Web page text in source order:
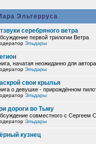
Эльтерруса
серебряного ветра
первой трилогии Ветра
Эльдары
начатая неожиданно для автора
Эльдары
свои крылья
о девушке - прирождённом
Эльдары
дороги во Тьму
совместного с Сергеем
Эльдары
кузнец